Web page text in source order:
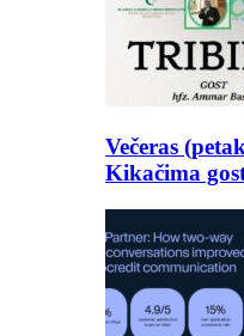
Večeras
Kikačima